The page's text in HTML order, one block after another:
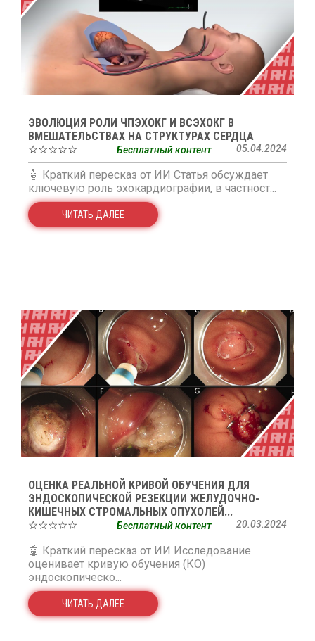
ЭВОЛЮЦИЯ РОЛИ ЧПЭХОКГ И ВСЭХОКГ В
ВМЕШАТЕЛЬСТВАХ НА СТРУКТУРАХ СЕРДЦА
☆☆☆☆☆
05.04.2024
Бесплатный контент
🤖 Краткий пересказ от ИИ Статья обсуждает
ключевую роль эхокардиографии, в частност...
ЧИТАТЬ ДАЛЕЕ
ОЦЕНКА РЕАЛЬНОЙ КРИВОЙ ОБУЧЕНИЯ ДЛЯ
ЭНДОСКОПИЧЕСКОЙ РЕЗЕКЦИИ ЖЕЛУДОЧНО-
КИШЕЧНЫХ СТРОМАЛЬНЫХ ОПУХОЛЕЙ...
☆☆☆☆☆
20.03.2024
Бесплатный контент
🤖 Краткий пересказ от ИИ Исследование
оценивает кривую обучения (КО)
эндоскопическо...
ЧИТАТЬ ДАЛЕЕ